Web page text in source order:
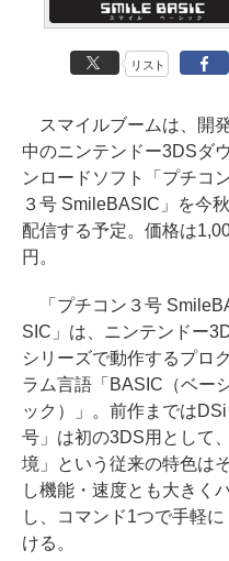
リスト
スマイルブームは、開
中のニンテンドー3DSダウ
ンロードソフト「プチコ
３号 SmileBASIC」を今秋
配信する予定。価格は
円。
「プチコン３号
SIC」は、ニンテンドー
シリーズで動作するプロ
ラム言語「BASIC（ベー
ック）」。前作までは
号」は初の3DS用として
境」という従来の特色は
し機能・速度とも大きく
し、コマンド1つで手軽
ける。